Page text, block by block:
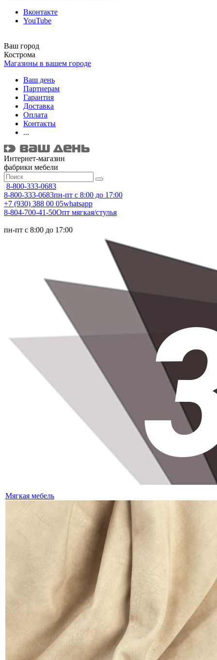
Вконтакте
YouTube
Ваш город
Кострома
Магазины в вашем городе
Ваш день
Партнерам
Гарантия
Доставка
Оплата
Контакты
...
Интернет-магазин
фабрики мебели
8-800-333-0683
8-800-333-0683пн-пт с 8:00 до 17:00
+7 (930) 388 00 05whatsapp
8-804-700-41-50Опт мягкая/стулья
пн-пт с 8:00 до 17:00
Мягкая мебель